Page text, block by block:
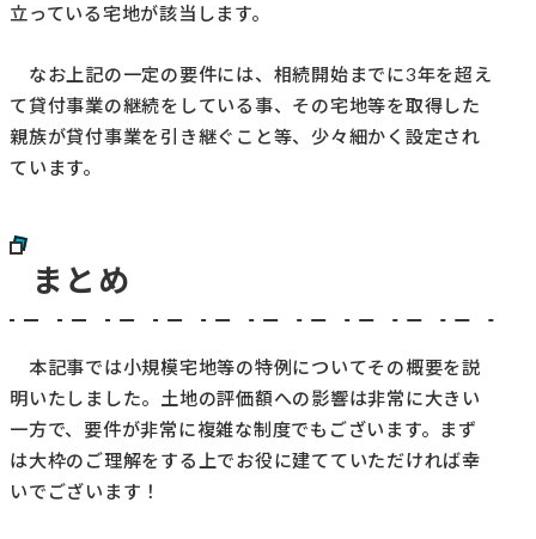
立っている宅地が該当します。
なお上記の一定の要件には、相続開始までに3年を超え
て貸付事業の継続をしている事、その宅地等を取得した
親族が貸付事業を引き継ぐこと等、少々細かく設定され
ています。
まとめ
本記事では小規模宅地等の特例についてその概要を説
明いたしました。土地の評価額への影響は非常に大きい
一方で、要件が非常に複雑な制度でもございます。まず
は大枠のご理解をする上でお役に建てていただければ幸
いでございます！